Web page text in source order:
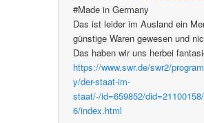
#Made in Germany
Das ist leider im Ausland ein
günstige Waren gewesen und
Das haben wir uns herbei
https://www.swr.de/swr2/
y/der-staat-im-
staat/-/id=659852/
6/index.html